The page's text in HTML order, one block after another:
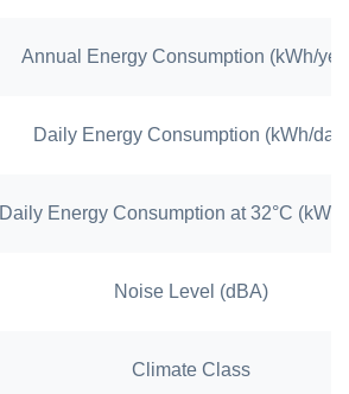
Annual Energy Consumption (kWh/
Daily Energy Consumption (kWh/day)
Daily Energy Consumption at 32°C
Noise Level (dBA)
Climate Class